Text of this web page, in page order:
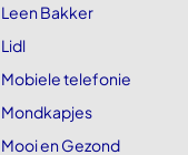
Leen Bakker
Lidl
Mobiele telefonie
Mondkapjes
Mooi en Gezond